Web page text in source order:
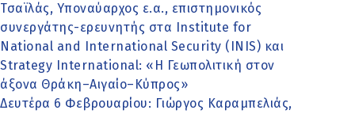
Τσαϊλάς, Υποναύαρχος ε.α., επιστημονικός
συνεργάτης-ερευνητής στα Institute for
National and International Security (INIS) και
Strategy International: «Η Γεωπολιτική στον
άξονα Θράκη–Αιγαίο–Κύπρος»
Δευτέρα 6 Φεβρουαρίου: Γιώργος Καραμπελιάς,